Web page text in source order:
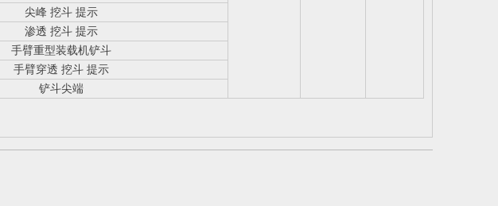
尖峰 挖斗 提示
渗透 挖斗 提示
手臂重型装载机铲斗
手臂穿透 挖斗 提示
铲斗尖端